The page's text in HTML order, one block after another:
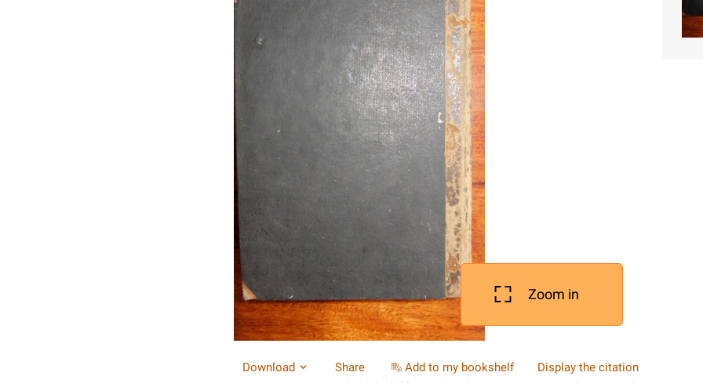
Zoom in
Download Share Add to my bookshelf
Display the citation